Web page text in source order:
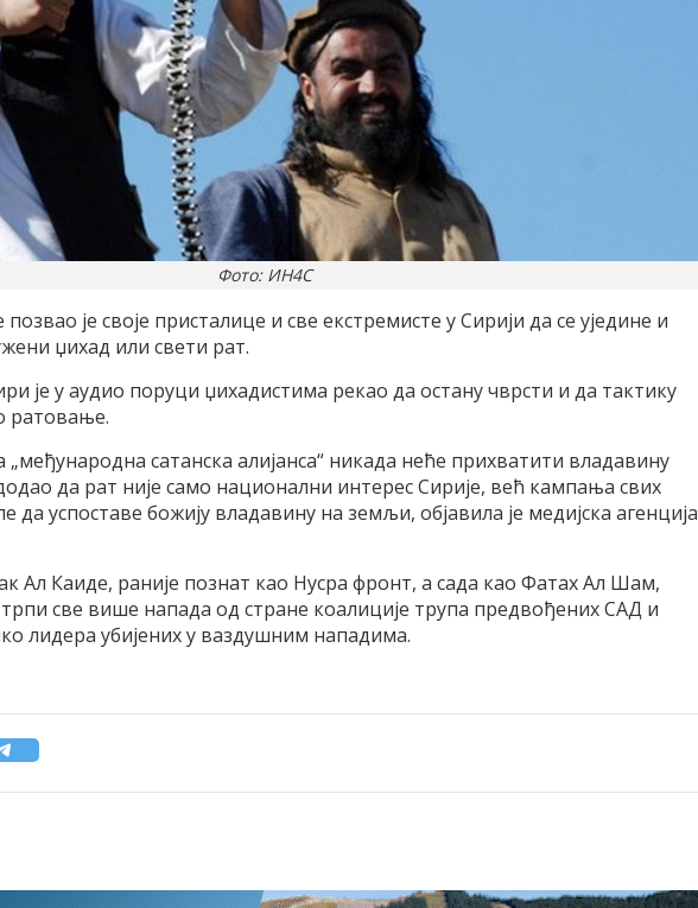
Фото: ИН4С
је своје присталице и све екстремисте у Сирији да се уједине и
џихад или свети рат.
је у аудио поруци џихадистима рекао да остану чврсти и да тактику
ратовање.
„међународна сатанска алијанса“ никада неће прихватити владавину
да рат није само национални интерес Сирије, већ кампања свих
да успоставе божију владавину на земљи, објавила је медијска агенција
Ал Каиде, раније познат као Нусра фронт, а сада као Фатах Ал Шам,
све више напада од стране коалиције трупа предвођених САД и
лидера убијених у ваздушним нападима.